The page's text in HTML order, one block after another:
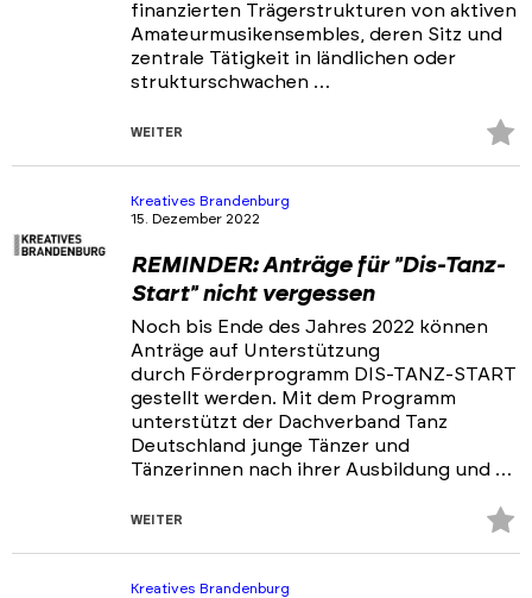
finanzierten Trägerstrukturen von aktiven
Amateurmusikensembles, deren Sitz und
zentrale Tätigkeit in ländlichen oder
strukturschwachen …
WEITER
Kreatives Brandenburg
15. Dezember 2022
REMINDER: Anträge für "Dis-Tanz-
Start" nicht vergessen
Noch bis Ende des Jahres 2022 können
Anträge auf Unterstützung
durch Förderprogramm DIS-TANZ-START
gestellt werden. Mit dem Programm
unterstützt der Dachverband Tanz
Deutschland junge Tänzer und
Tänzerinnen nach ihrer Ausbildung und …
WEITER
Kreatives Brandenburg